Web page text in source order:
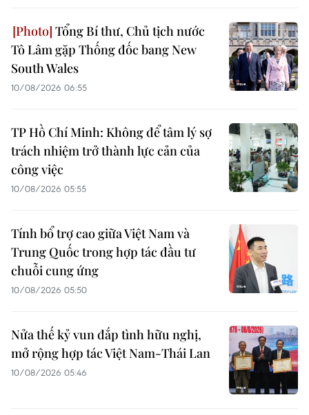
Tổng Bí thư, Chủ tịch nước
Tô Lâm gặp Thống đốc bang New
South Wales
10/08/2026 06:55
TP Hồ Chí Minh: Không để tâm lý sợ
trách nhiệm trở thành lực cản của
công việc
10/08/2026 05:55
Tính bổ trợ cao giữa Việt Nam và
Trung Quốc trong hợp tác đầu tư
chuỗi cung ứng
10/08/2026 05:50
Nửa thế kỷ vun đắp tình hữu nghị,
mở rộng hợp tác Việt Nam-Thái Lan
10/08/2026 05:46